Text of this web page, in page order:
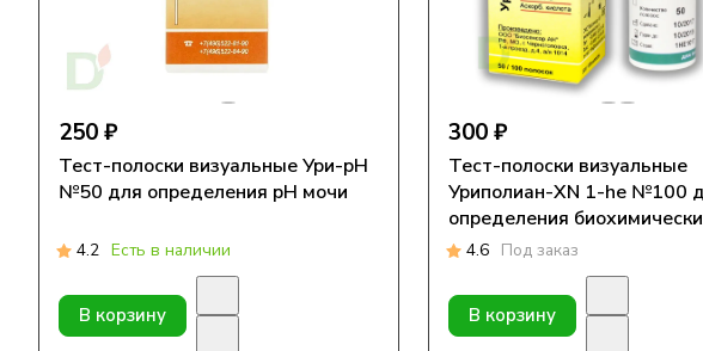
250 ₽
Тест-полоски визуальные Ури-pH
№50 для определения pH мочи
4.2 Есть в наличии
В корзину
300 ₽
Тест-полоски визуальные
Уриполиан-XN 1-he №100
определения
параметров в моче
4.6 Под заказ
В корзину